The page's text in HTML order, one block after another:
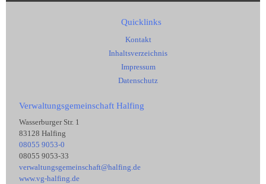
Quicklinks
Kontakt
Inhaltsverzeichnis
Impressum
Datenschutz
Verwaltungsgemeinschaft Halfing
Wasserburger Str. 1
83128 Halfing
08055 9053-0
08055 9053-33
verwaltungsgemeinschaft@halfing.de
www.vg-halfing.de